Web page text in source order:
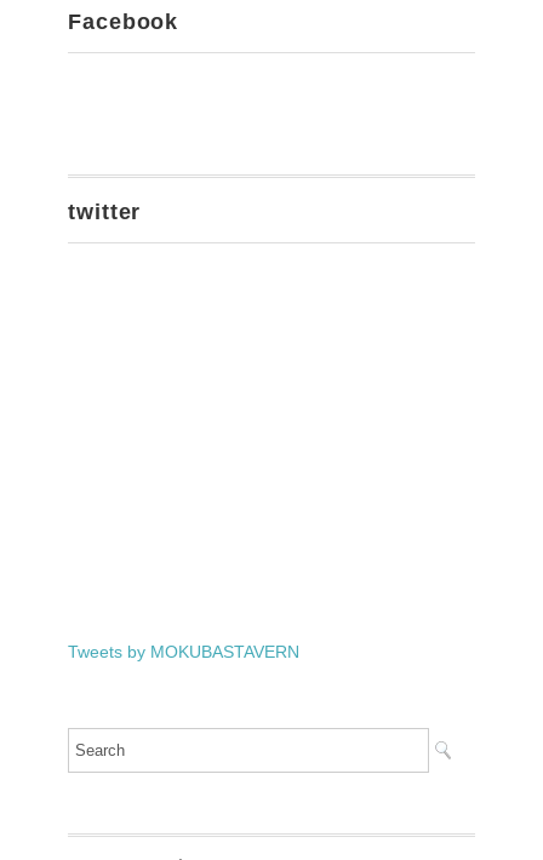
Facebook
twitter
Tweets by MOKUBASTAVERN